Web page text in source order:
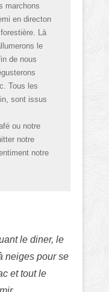
marchons
en directon
Là
le
de nous
Tous les
sont issus
ou notre
notre
notre
le diner, le
neiges pour se
et tout le